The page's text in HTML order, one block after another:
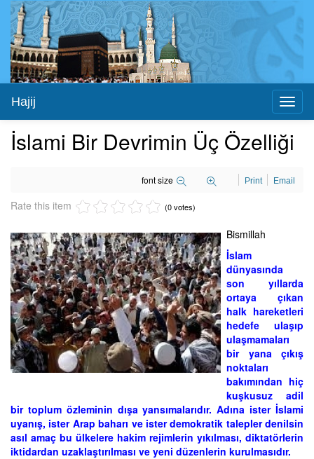
Hajij
İslami Bir Devrimin Üç Özelliği
font size Print Email
Rate this item (0 votes)
Bismillah
İslam
dünyasında
son yıllarda
ortaya çıkan
halk hareketleri
hedefe ulaşıp
ulaşmamaları
bir yana çıkış
noktaları
bakımından hiç
kuşkusuz adil
bir toplum özleminin dışa yansımalarıdır. Adına ister İslami
uyanış, ister Arap baharı ve ister demokratik talepler denilsin
asıl amaç bu ülkelere hakim rejimlerin yıkılması, diktatörlerin
iktidardan uzaklaştırılması ve yeni düzenlerin kurulmasıdır.